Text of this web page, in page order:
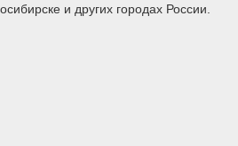
и других городах России.